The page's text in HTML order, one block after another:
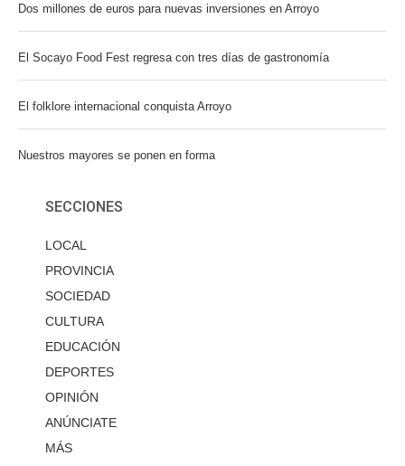
Dos millones de euros para nuevas inversiones en Arroyo
El Socayo Food Fest regresa con tres días de gastronomía
El folklore internacional conquista Arroyo
Nuestros mayores se ponen en forma
SECCIONES
LOCAL
PROVINCIA
SOCIEDAD
CULTURA
EDUCACIÓN
DEPORTES
OPINIÓN
ANÚNCIATE
MÁS